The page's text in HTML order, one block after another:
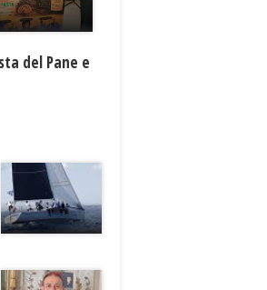
del Pane e